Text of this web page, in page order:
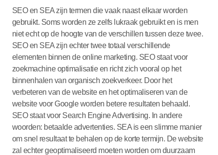
SEO en SEA zijn termen die vaak naast elkaar worden
gebruikt. Soms worden ze zelfs lukraak gebruikt en is men
niet echt op de hoogte van de verschillen tussen deze twee.
SEO en SEA zijn echter twee totaal verschillende
elementen binnen de online marketing. SEO staat voor
zoekmachine optimalisatie en richt zich vooral op het
binnenhalen van organisch zoekverkeer. Door het
verbeteren van de website en het optimaliseren van de
website voor Google worden betere resultaten behaald.
SEO staat voor Search Engine Advertising. In andere
woorden: betaalde advertenties. SEA is een slimme manier
om snel resultaat te behalen op de korte termijn. De website
zal echter geoptimaliseerd moeten worden om duurzaam